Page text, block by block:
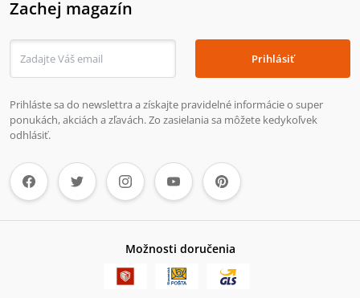
Zachej magazín
Prihlásiť
Prihláste sa do newslettra a získajte pravidelné informácie o super
ponukách, akciách a zľavách. Zo zasielania sa môžete kedykoľvek
odhlásiť.
Možnosti doručenia